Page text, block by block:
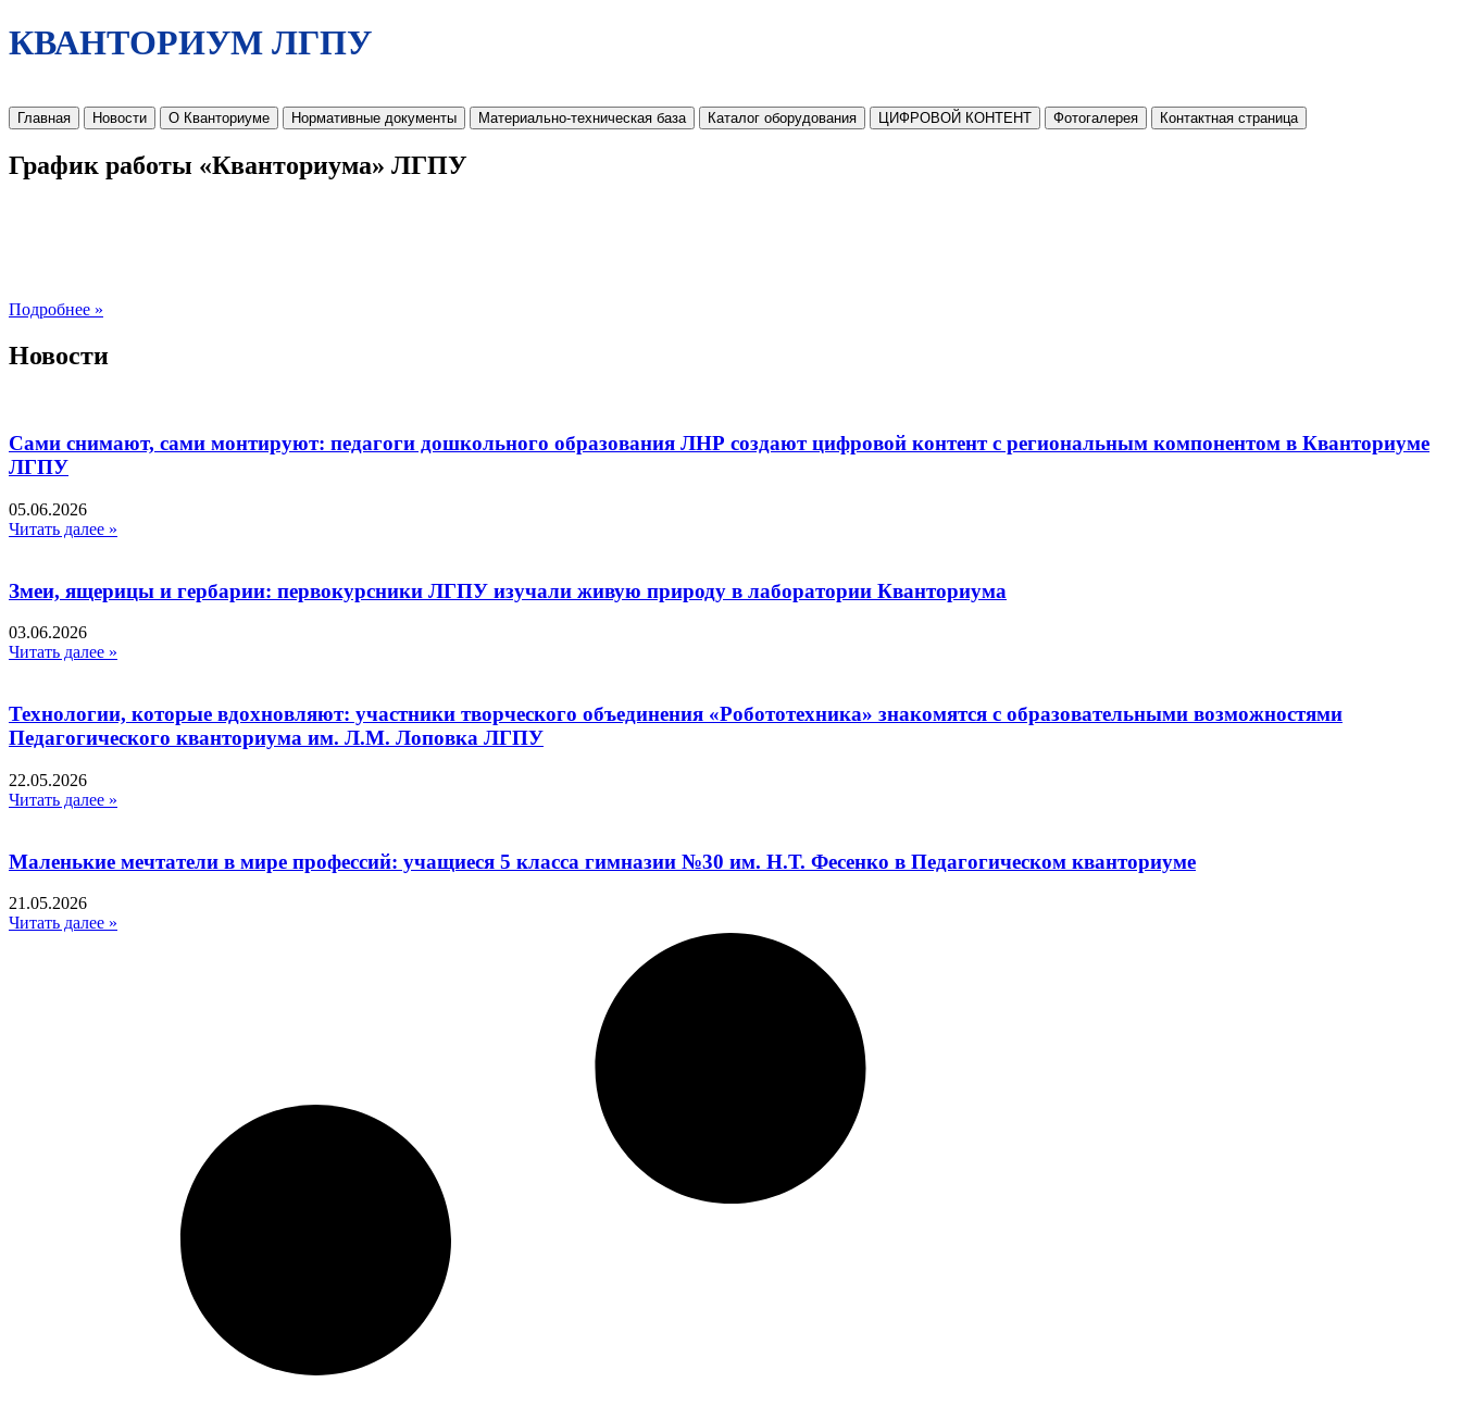
КВАНТОРИУМ ЛГПУ
Главная Новости О Кванториуме Нормативные документы Материально-техническая база Каталог оборудования ЦИФРОВОЙ КОНТЕНТ Фотогалерея Контактная страница
График работы «Кванториума» ЛГПУ
Подробнее »
Новости
Сами снимают, сами монтируют: педагоги дошкольного образования ЛНР создают цифровой контент с региональным компонентом в Кванториуме
ЛГПУ​
05.06.2026
Читать далее »
Змеи, ящерицы и гербарии: первокурсники ЛГПУ изучали живую природу в лаборатории Кванториума
03.06.2026
Читать далее »
Технологии, которые вдохновляют: участники творческого объединения «Робототехника» знакомятся с образовательными возможностями
Педагогического кванториума им. Л.М. Лоповка ЛГПУ
22.05.2026
Читать далее »
Маленькие мечтатели в мире профессий: учащиеся 5 класса гимназии №30 им. Н.Т. Фесенко в Педагогическом кванториуме
21.05.2026
Читать далее »